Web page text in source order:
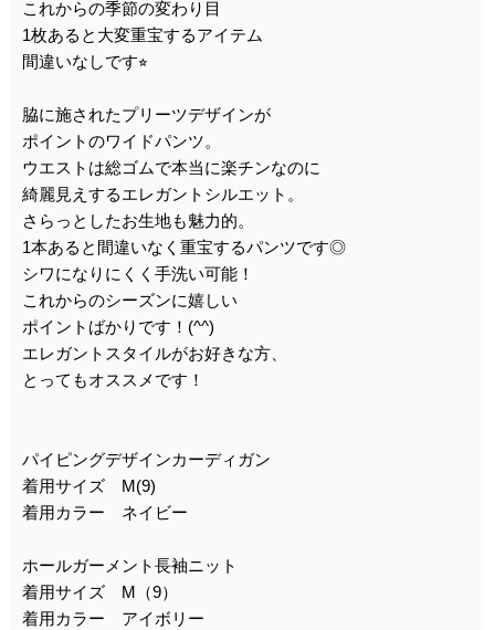
これからの季節の変わり目
1枚あると大変重宝するアイテム
間違いなしです⭐︎
脇に施されたプリーツデザインが
ポイントのワイドパンツ。
ウエストは総ゴムで本当に楽チンなのに
綺麗見えするエレガントシルエット。
さらっとしたお生地も魅力的。
1本あると間違いなく重宝するパンツです◎
シワになりにくく手洗い可能！
これからのシーズンに嬉しい
ポイントばかりです！(^^)
エレガントスタイルがお好きな方、
とってもオススメです！
パイピングデザインカーディガン
着用サイズ M(9)
着用カラー ネイビー
ホールガーメント長袖ニット
着用サイズ M（9）
着用カラー アイボリー